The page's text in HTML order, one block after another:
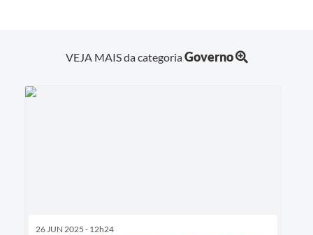
VEJA MAIS da categoriaGoverno
26 JUN 2025 - 12h24